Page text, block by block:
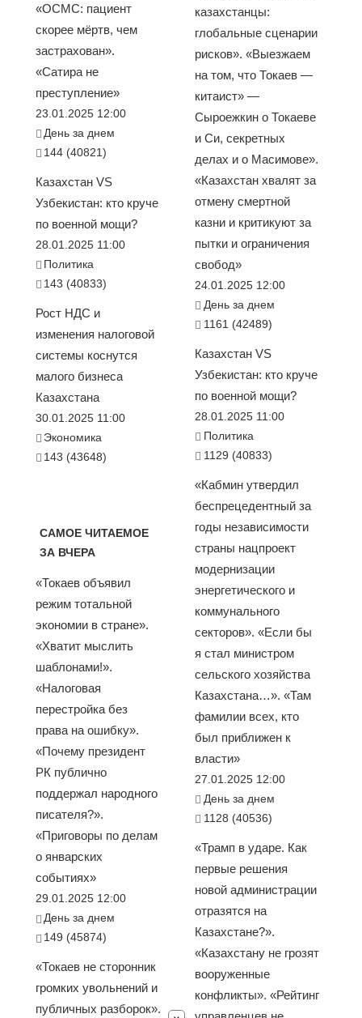
«ОСМС: пациент
скорее мёртв, чем
застрахован».
«Сатира не
преступление»
23.01.2025 12:00
День за днем
144 (40821)
Казахстан VS
Узбекистан: кто круче
по военной мощи?
28.01.2025 11:00
Политика
143 (40833)
Рост НДС и
изменения налоговой
системы коснутся
малого бизнеса
Казахстана
30.01.2025 11:00
Экономика
143 (43648)
САМОЕ ЧИТАЕМОЕ
ЗА ВЧЕРА
«Токаев объявил
режим тотальной
экономии в стране».
«Хватит мыслить
шаблонами!».
«Налоговая
перестройка без
права на ошибку».
«Почему президент
РК публично
поддержал народного
писателя?».
«Приговоры по делам
о январских
событиях»
29.01.2025 12:00
День за днем
149 (45874)
«Токаев не сторонник
громких увольнений и
публичных разборок».
казахстанцы:
глобальные сценарии
рисков». «Выезжаем
на том, что Токаев —
китаист» —
Сыроежкин о Токаеве
и Си, секретных
делах и о Масимове».
«Казахстан хвалят за
отмену смертной
казни и критикуют за
пытки и ограничения
свобод»
24.01.2025 12:00
День за днем
1161 (42489)
Казахстан VS
Узбекистан: кто круче
по военной мощи?
28.01.2025 11:00
Политика
1129 (40833)
«Кабмин утвердил
беспрецедентный за
годы независимости
страны нацпроект
модернизации
энергетического и
коммунального
секторов». «Если бы
я стал министром
сельского хозяйства
Казахстана…». «Там
фамилии всех, кто
был приближен к
власти»
27.01.2025 12:00
День за днем
1128 (40536)
«Трамп в ударе. Как
первые решения
новой администрации
отразятся на
Казахстане?».
«Казахстану не грозят
вооруженные
конфликты». «Рейтинг